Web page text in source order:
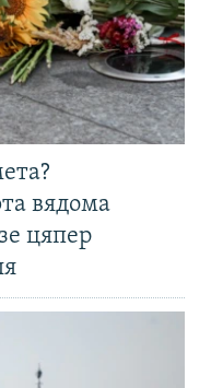
вядома
цяпер